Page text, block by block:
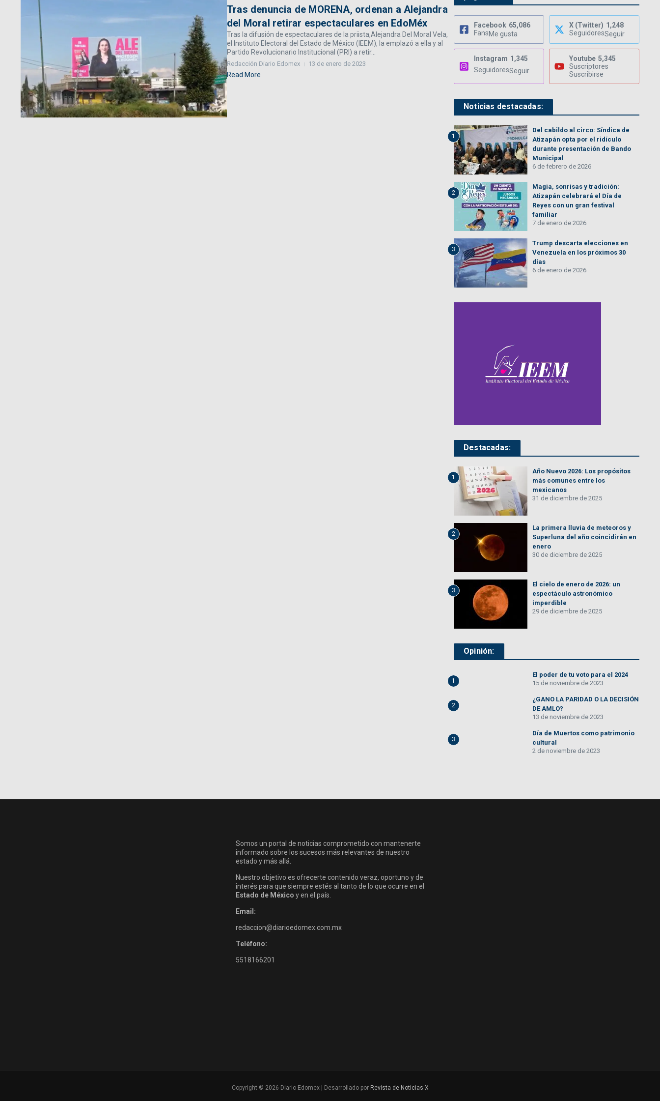
Tras denuncia de MORENA, ordenan a Alejandra
del Moral retirar espectaculares en EdoMéx
Tras la difusión de espectaculares de la priista,Alejandra Del Moral Vela,
el Instituto Electoral del Estado de México (IEEM), la emplazó a ella y al
Partido Revolucionario Institucional (PRI) a retir...
Redacción Diario Edomex 13 de enero de 2023
Read More
Facebook 65,086
FansMe gusta
X (Twitter) 1,248
SeguidoresSeguir
Instagram 1,345
SeguidoresSeguir
Youtube 5,345
Suscriptores
Suscribirse
Noticias destacadas:
1
Del cabildo al circo: Síndica de
Atizapán opta por el ridículo
durante presentación de Bando
Municipal
6 de febrero de 2026
2
Magia, sonrisas y tradición:
Atizapán celebrará el Día de
Reyes con un gran festival
familiar
7 de enero de 2026
3
Trump descarta elecciones en
Venezuela en los próximos 30
días
6 de enero de 2026
Destacadas:
1
Año Nuevo 2026: Los propósitos
más comunes entre los
mexicanos
31 de diciembre de 2025
2
La primera lluvia de meteoros y
Superluna del año coincidirán en
enero
30 de diciembre de 2025
3
El cielo de enero de 2026: un
espectáculo astronómico
imperdible
29 de diciembre de 2025
Opinión:
1
El poder de tu voto para el 2024
15 de noviembre de 2023
2
¿GANO LA PARIDAD O LA DECISIÓN
DE AMLO?
13 de noviembre de 2023
3
Día de Muertos como patrimonio
cultural
2 de noviembre de 2023
Somos un portal de noticias comprometido con mantenerte
informado sobre los sucesos más relevantes de nuestro
estado y más allá.
Nuestro objetivo es ofrecerte contenido veraz, oportuno y de
interés para que siempre estés al tanto de lo que ocurre en el
Estado de México y en el país.
Email:
redaccion@diarioedomex.com.mx
Teléfono:
5518166201
Copyright © 2026 Diario Edomex | Desarrollado por Revista de Noticias X